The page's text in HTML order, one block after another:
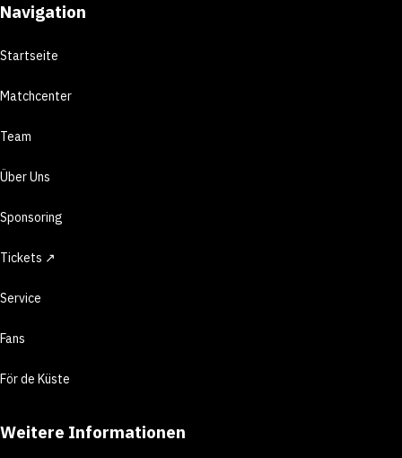
Navigation
Startseite
Matchcenter
Team
Über Uns
Sponsoring
Tickets ↗
Service
Fans
För de Küste
Weitere Informationen